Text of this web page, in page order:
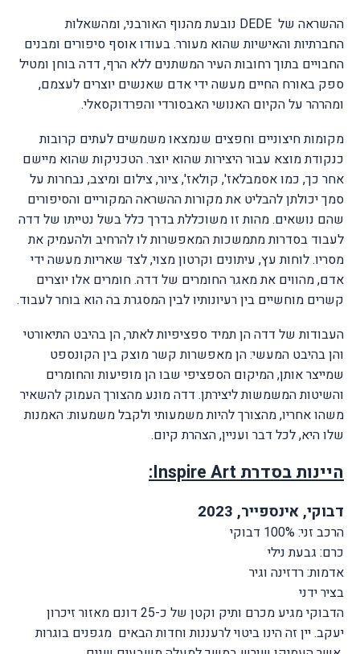
ההשראה של DEDE נובעת מהנוף האורבני, ומהשאלות
החברתיות והאישיות שהוא מעורר. בעודו אוסף סיפורים ומבנים
החבויים בתוך רחובות העיר המשתנים ללא הרף, דדה בוחן ומטיל
ספק באורח החיים מעשה ידי אדם שאנשים יוצרים לעצמם,
ומהרהר על הקיום האנושי האבסורדי והפרדוקסאלי.
מקומות חיצוניים וחפצים שנמצאו משמשים לעתים קרובות
כנקודת מוצא עבור היצירות שהוא יוצר. הטכניקות שהוא מיישם
אחר כך, כמו אסמבלאז', קולאז', ציור, צילום ומיצב, נבחרות על
סמך יכולתן להבליט את מקורות ההשראה המקוריים והסיפורים
שהם נושאים. מהות זו משוכללת בדרך כלל בשל נטייתו של דדה
לעבוד בסדרות מתמשכות המאפשרות לו להרחיב ולהעמיק את
מסריו. לוחות עץ, עיתונים וקרטון מצוי, לצד שאריות מעשה ידי
אדם, מהווים את מאגר החומרים של דדה. חומרים אלו יוצרים
קשרים מוחשיים בין רעיונותיו לבין המסגרת בה הוא בוחר לעבוד.
העבודות של דדה הן תמיד ספציפיות לאתר, הן בהיבט התיאורטי
והן בהיבט המעשי: הן מאפשרות קשר מוצק בין הקונספט
שמייצר אותן, המיקום הספציפי שבו הן מופיעות והחומרים
והשיטות המשמשות ליצירתן. דדה מונע מהצורך העמוק להשאיר
משהו אחריו, מהצורך להיות משמעותי ולקבל משמעות: האמנות
שלו היא, לכל דבר ועניין, הצהרת קיום.
היינות בסדרת Inspire Art
:
דבוקי, אינספייר, 2023
הרכב זני: 100% דבוקי
כרם: גבעת נילי
אדמות: רדזינה וגיר
בציר ידני
הדבוקי מגיע מכרם ותיק וקטן של כ-25 דונם מאזור זיכרון
יעקב. יין זה הינו ביטוי לרעננות וחדות הבאים מגפנים בוגרות